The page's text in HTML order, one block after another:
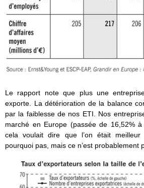
Le rapport note que plus une
exporte. La détérioration de la balance
par la faiblesse de nos ETI. Nos
marché en Europe (passée de 16,52%
cela voulait dire que l’on était
pourquoi pas, mais ce n’est probablement